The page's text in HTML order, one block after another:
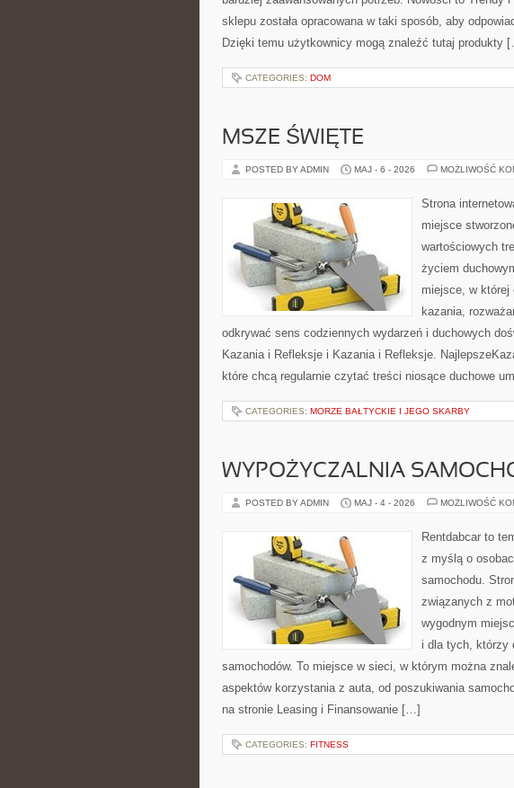
sklepu została opracowana w taki sposób, aby
Dzięki temu użytkownicy mogą znaleźć tutaj produkty
CATEGORIES: DOM
MSZE ŚWIĘTE
POSTED BY ADMIN MAJ - 6 - 2026 MOŻLIWOŚĆ
Strona
miejsce
wartościowych
życiem
miejsce, w której
kazania,
odkrywać sens codziennych wydarzeń i duchowych
Kazania i Refleksje i Kazania i Refleksje.
które chcą regularnie czytać treści niosące duchowe
CATEGORIES: MORZE BAŁTYCKIE I JEGO SKARBY
WYPOŻYCZALNIA
POSTED BY ADMIN MAJ - 4 - 2026 MOŻLIWOŚĆ
Rentdabcar to
z myślą o
samochodu.
związanych z
wygodnym
i dla tych, którzy
samochodów. To miejsce w sieci, w którym można
aspektów korzystania z auta, od poszukiwania
na stronie Leasing i Finansowanie […]
CATEGORIES: FITNESS